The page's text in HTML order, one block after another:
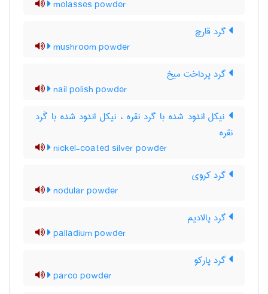
molasses powder
گرد قارچ
mushroom powder
گرد پرداخت میخ
nail polish powder
نیکل اندود شده با گرد نقره ، نیکل اندود شده با گَرد
نقره
nickel-coated silver powder
گرد کروی
nodular powder
گرد پالادیم
palladium powder
گرد پارکو
parco powder